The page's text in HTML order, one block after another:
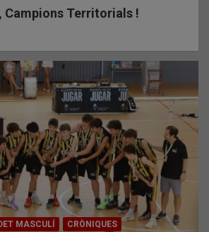
Campions Territorials !
MASCULÍ CRÒNIQUES